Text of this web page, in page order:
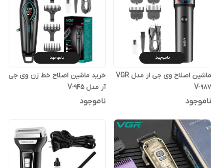
ناموجود
ماشین اصلاح وی جی ار مدل VGR
V-987
ناموجود
ناموجود
خرید ماشین اصلاح خط زن وی جی
آر مدل V-945
ناموجود